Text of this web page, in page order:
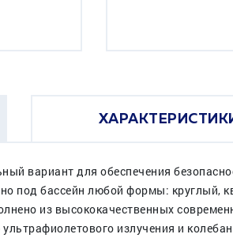
вариант для обеспечения
под бассейн любой формы: круглый,
из высококачественных
излучения и